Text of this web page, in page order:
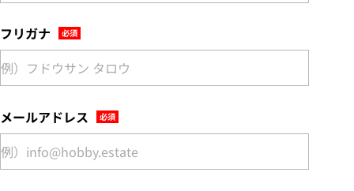
フリガナ
メールアドレス